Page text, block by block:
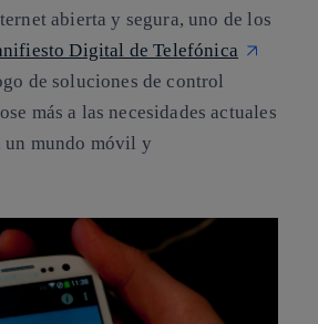
abierta y segura, uno de los
Digital de Telefónica
de soluciones de control
más a las necesidades actuales
un mundo móvil y